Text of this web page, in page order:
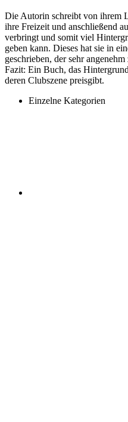
Die Autorin schreibt von ihrem
ihre Freizeit und anschließend
verbringt und somit viel
geben kann. Dieses hat sie in
geschrieben, der sehr angenehm
Fazit: Ein Buch, das
deren Clubszene preisgibt.
Einzelne Kategorien